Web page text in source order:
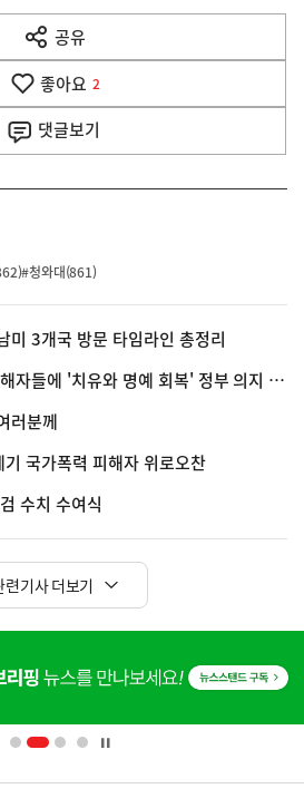
공유
열
기
좋아요 2
댓글보기
#청와대(861)
미 3개국 방문 타임라인 총정리
들에 '치유와 명예 회복' 정부 의지 전달
러분께
국가폭력 피해자 위로오찬
수치 수여식
련기사 더보기